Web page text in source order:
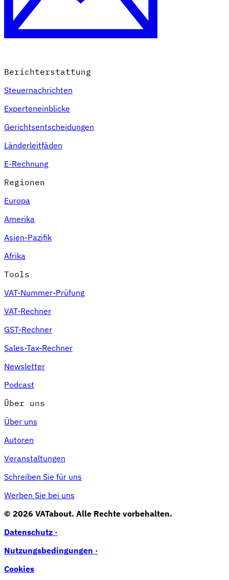
Berichterstattung
Steuernachrichten
Experteneinblicke
Gerichtsentscheidungen
Länderleitfäden
E-Rechnung
Regionen
Europa
Amerika
Asien-Pazifik
Afrika
Tools
VAT-Nummer-Prüfung
VAT-Rechner
GST-Rechner
Sales-Tax-Rechner
Newsletter
Podcast
Über uns
Über uns
Autoren
Veranstaltungen
Schreiben Sie für uns
Werben Sie bei uns
© 2026 VATabout. Alle Rechte vorbehalten.
Datenschutz ·
Nutzungsbedingungen ·
Cookies